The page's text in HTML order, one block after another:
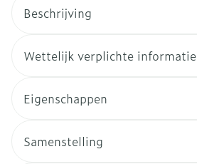
Beschrijving
Wettelijk verplichte informatie
Eigenschappen
Samenstelling